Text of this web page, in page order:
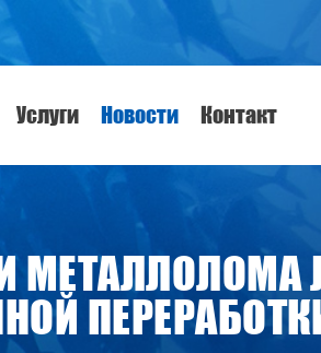
Услуги Новости Контакт
МЕТАЛЛОЛОМА